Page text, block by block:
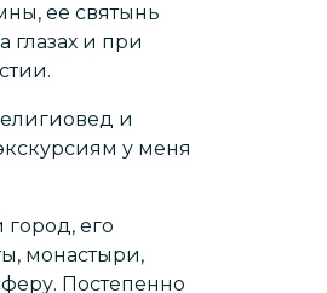
ее святынь
глазах и при
и
у меня
его
монастыри,
Постепенно